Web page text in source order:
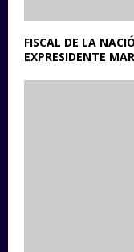
FISCAL DE LA
EXPRESIDENTE